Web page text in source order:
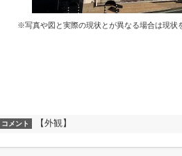
※写真や図と実際の現状とが異なる場合は現状
コメント 【外観】